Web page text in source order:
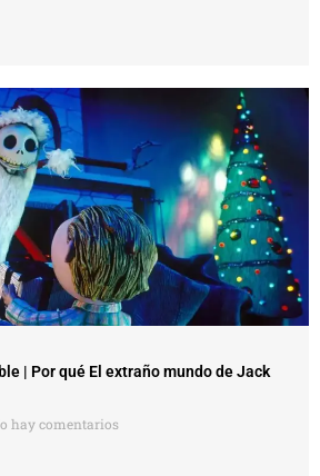
| Por qué El extraño mundo de Jack
hay comentarios